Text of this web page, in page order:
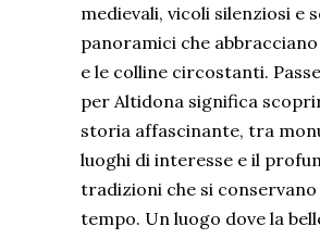
medievali, vicoli silenziosi e
panoramici che abbracciano
e le colline circostanti.
per Altidona significa
storia affascinante, tra
luoghi di interesse e il
tradizioni che si conservano
tempo. Un luogo dove la